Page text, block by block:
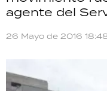
agente del
26 Mayo de 2016
RECETAS